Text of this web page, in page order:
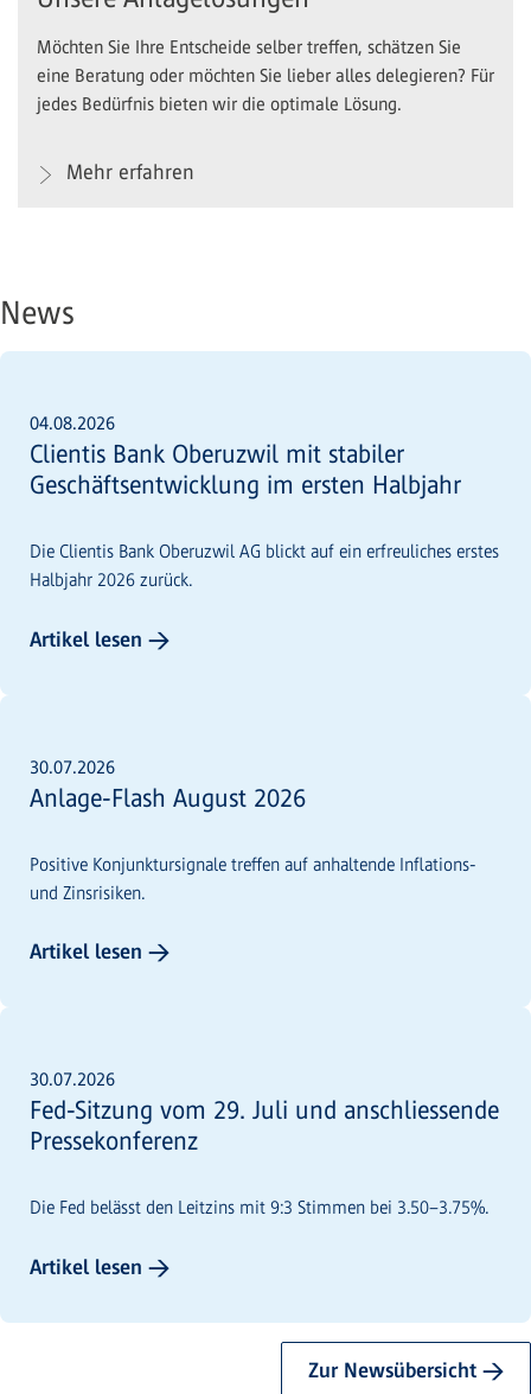
Möchten Sie Ihre Entscheide selber treffen, schätzen Sie
eine Beratung oder möchten Sie lieber alles delegieren? Für
jedes Bedürfnis bieten wir die optimale Lösung.
Mehr erfahren
News
04.08.2026
Clientis Bank Oberuzwil mit stabiler
Geschäftsentwicklung im ersten Halbjahr
Die Clientis Bank Oberuzwil AG blickt auf ein erfreuliches erstes
Halbjahr 2026 zurück.
Artikel lesen →
30.07.2026
Anlage-Flash August 2026
Positive Konjunktursignale treffen auf anhaltende Inflations-
und Zinsrisiken.
Artikel lesen →
30.07.2026
Fed-Sitzung vom 29. Juli und anschliessende
Pressekonferenz
Die Fed belässt den Leitzins mit 9:3 Stimmen bei 3.50–3.75%.
Artikel lesen →
Zur Newsübersicht →